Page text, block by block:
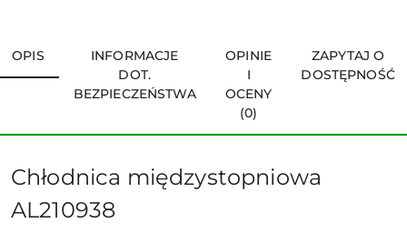
OPIS
INFORMACJE
DOT.
BEZPIECZEŃSTWA
OPINIE
I
OCENY
(0)
ZAPYTAJ O
DOSTĘPNOŚĆ
Chłodnica międzystopniowa
AL210938